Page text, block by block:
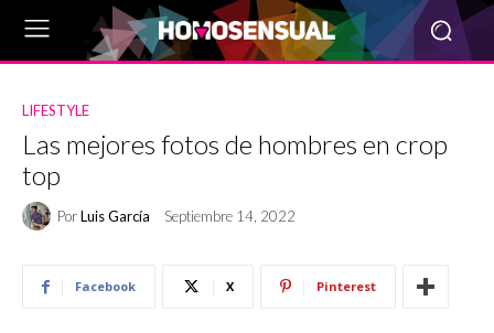
LIFESTYLE
Las mejores fotos de hombres en crop
top
PorLuis García Septiembre 14, 2022
Facebook X Pinterest